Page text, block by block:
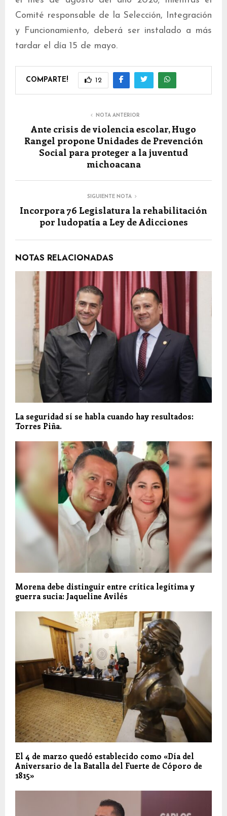
Comité responsable de la Selección, Integración
y Funcionamiento, deberá ser instalado a más
tardar el día 15 de mayo.
COMPARTE! 12
NOTA ANTERIOR
Ante crisis de violencia escolar, Hugo
Rangel propone Unidades de Prevención
Social para proteger a la juventud
michoacana
SIGUIENTE NOTA
Incorpora 76 Legislatura la rehabilitación
por ludopatía a Ley de Adicciones
NOTAS RELACIONADAS
La seguridad sí se habla cuando hay resultados:
Torres Piña.
Morena debe distinguir entre crítica legítima y
guerra sucia: Jaqueline Avilés
El 4 de marzo quedó establecido como «Día del
Aniversario de la Batalla del Fuerte de Cóporo de
1815»